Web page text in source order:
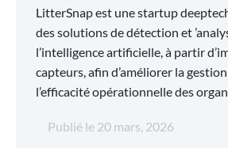
LitterSnap est une startup
des solutions de détection et
l’intelligence artificielle, à partir
capteurs, afin d’améliorer la
l’efficacité opérationnelle des
Publié le 20 mars, 2026